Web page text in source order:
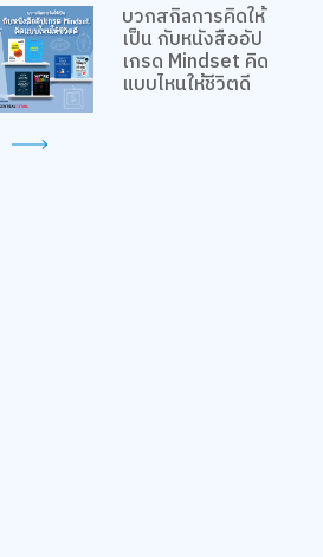
บวกสกิลการคิดให้
เป็น กับหนังสืออัป
เกรด Mindset คิด
แบบไหนให้ชีวิตดี